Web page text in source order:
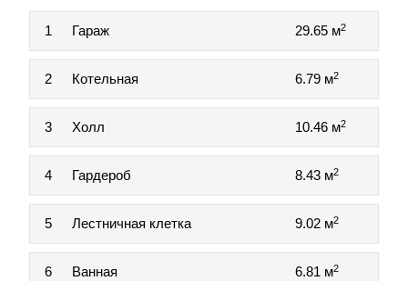
1 Гараж 29.65 м2
2 Котельная 6.79 м2
3 Холл 10.46 м2
4 Гардероб 8.43 м2
5 Лестничная клетка 9.02 м2
6 Ванная 6.81 м2